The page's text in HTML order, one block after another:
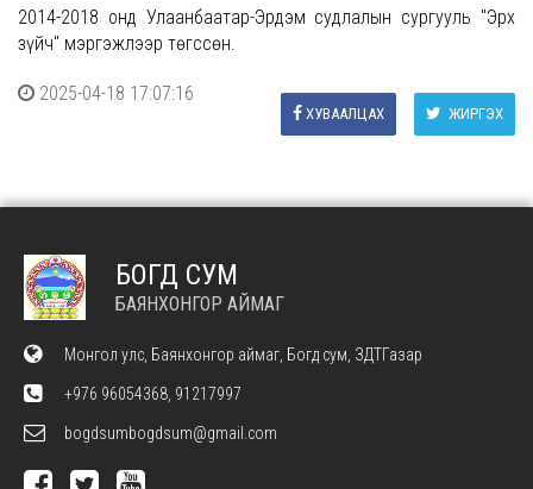
2014-2018 онд Улаанбаатар-Эрдэм судлалын сургууль "Эрх
зүйч" мэргэжлээр төгссөн.
2025-04-18 17:07:16
ЖИРГЭХ
ХУВААЛЦАХ
БОГД СУМ
БАЯНХОНГОР АЙМАГ
Монгол улс, Баянхонгор аймаг, Богд сум, ЗДТГазар
+976 96054368, 91217997
bogdsumbogdsum@gmail.com